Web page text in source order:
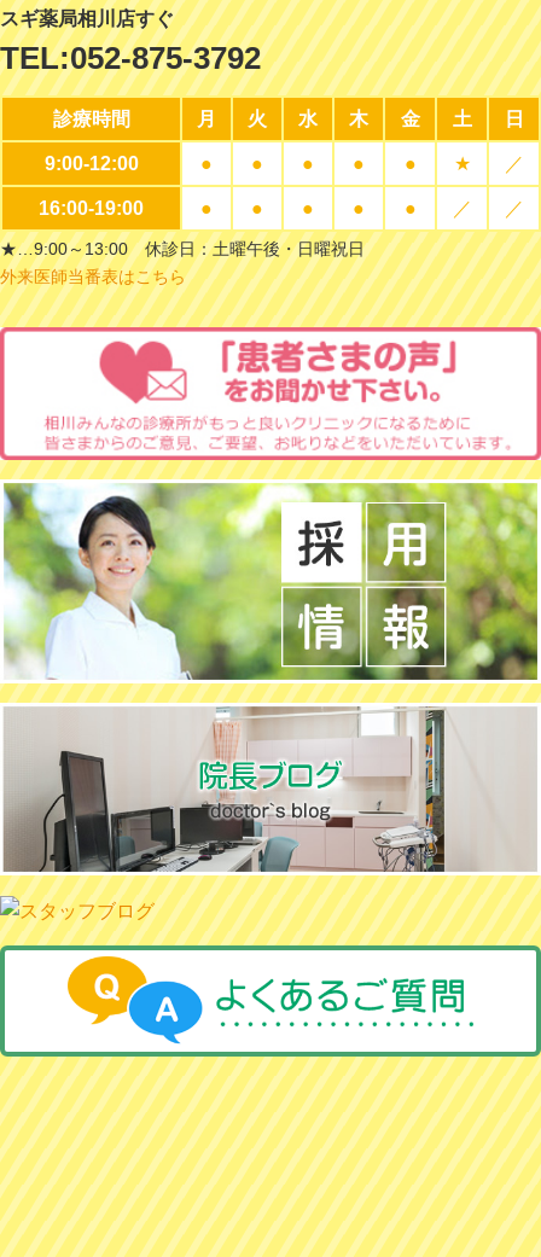
スギ薬局相川店すぐ
TEL:052-875-3792
診療時間 月 火 水 木 金 土 日
9:00-12:00 ● ● ● ● ● ★ ／
16:00-19:00 ● ● ● ● ● ／ ／
★…9:00～13:00 休診日：土曜午後・日曜祝日
外来医師当番表はこちら